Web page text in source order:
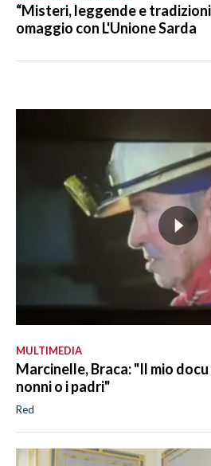
“Misteri, leggende e
omaggio con L'Unione Sarda
MULTIMEDIA
Marcinelle, Braca: "Il mio docu
nonni o i padri"
Red